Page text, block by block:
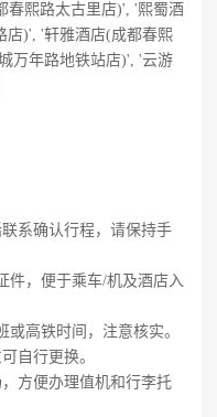
春熙路太古里店)', '熙蜀酒
店)', '轩雅酒店(成都春熙
万年路地铁站店)', '云游
系确认行程，请保持手
件，便于乘车/机及酒店入
高铁时间，注意核实。
自行更换。
方便办理值机和行李托